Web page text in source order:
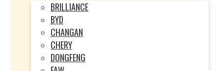
BRILLIANCE
BYD
CHANGAN
CHERY
DONGFENG